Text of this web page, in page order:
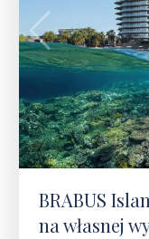
BRABUS
na własnej